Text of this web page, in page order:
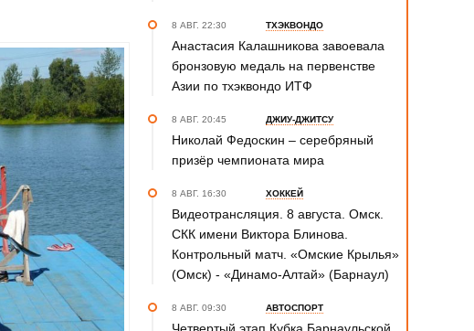
8 АВГ. 22:30 ТХЭКВОНДО
Анастасия Калашникова завоевала
бронзовую медаль на первенстве
Азии по тхэквондо ИТФ
8 АВГ. 20:45 ДЖИУ-ДЖИТСУ
Николай Федоскин – серебряный
призёр чемпионата мира
8 АВГ. 16:30 ХОККЕЙ
Видеотрансляция. 8 августа. Омск.
СКК имени Виктора Блинова.
Контрольный матч. «Омские Крылья»
(Омск) - «Динамо-Алтай» (Барнаул)
8 АВГ. 09:30 АВТОСПОРТ